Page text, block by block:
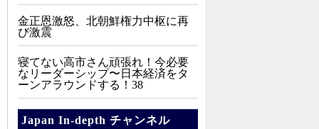
金正恩激怒、北朝鮮権力中枢に再
び激震
寝てない高市さん頑張れ！今必要
なリーダーシップ〜日本経済をタ
ーンアラウンドする！38
Japan In-depth チャンネル